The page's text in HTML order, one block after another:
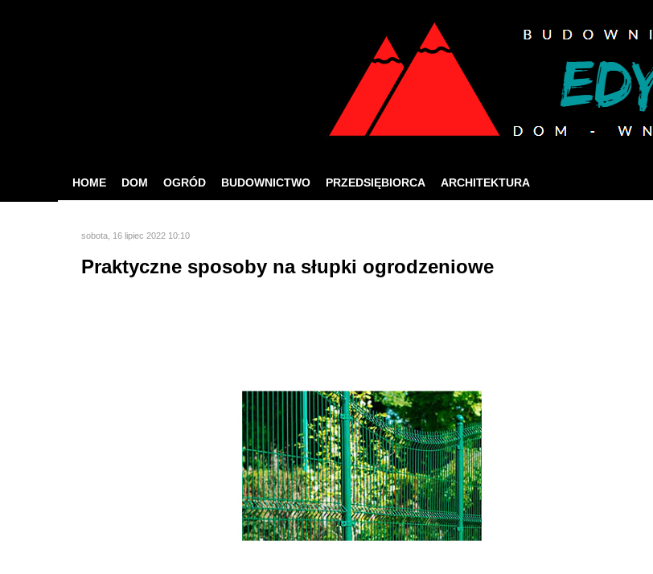
HOME DOM OGRÓD BUDOWNICTWO PRZEDSIĘBIORCA ARCHITEKTURA
sobota, 16 lipiec 2022 10:10
Praktyczne sposoby na słupki ogrodzeniowe
Jeśli korzystasz z naszej strony internetowej, wyrażasz zgodę na używanie
Rozumiem